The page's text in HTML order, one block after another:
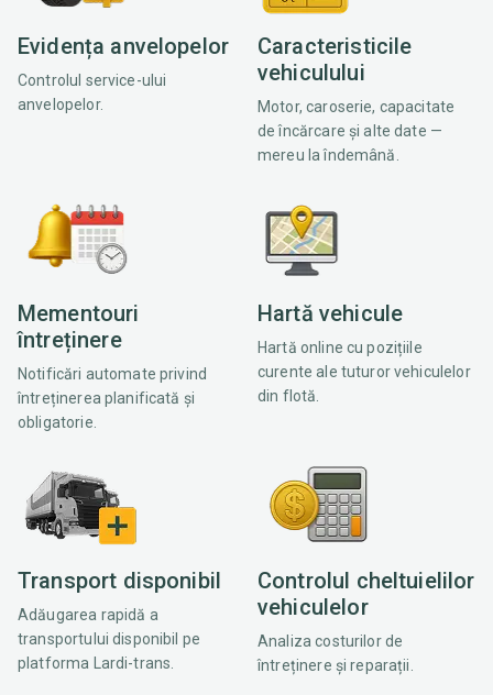
Evidența anvelopelor
Controlul service-ului
anvelopelor.
Caracteristicile
vehiculului
Motor, caroserie, capacitate
de încărcare și alte date —
mereu la îndemână.
Mementouri
întreținere
Notificări automate privind
întreținerea planificată și
obligatorie.
Hartă vehicule
Hartă online cu pozițiile
curente ale tuturor vehiculelor
din flotă.
Transport disponibil
Adăugarea rapidă a
transportului disponibil pe
platforma Lardi-trans.
Controlul cheltuielilor
vehiculelor
Analiza costurilor de
întreținere și reparații.